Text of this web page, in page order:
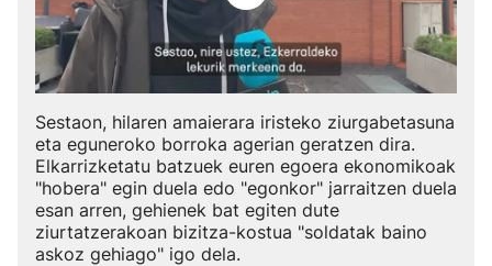
Sestaon, hilaren amaierara iristeko ziurgabetasuna
eta eguneroko borroka agerian geratzen dira.
Elkarrizketatu batzuek euren egoera ekonomikoak
"hobera" egin duela edo "egonkor" jarraitzen duela
esan arren, gehienek bat egiten dute
ziurtatzerakoan bizitza-kostua "soldatak baino
askoz gehiago" igo dela.